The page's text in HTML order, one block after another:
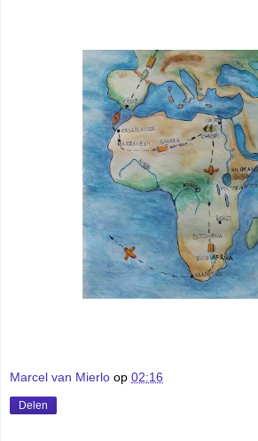
Marcel van Mierlo op 02:16
Delen